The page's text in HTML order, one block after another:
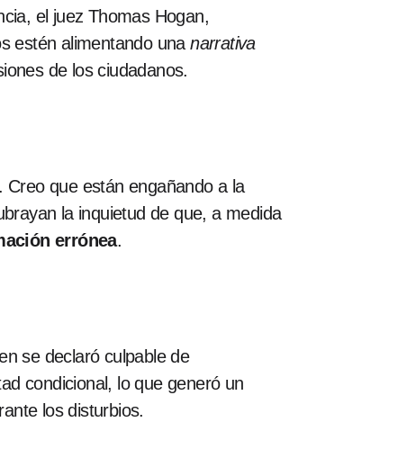
el juez Thomas Hogan,
estén alimentando unanarrativa
de los ciudadanos.
que están engañando a la
la inquietud de que, a medida
errónea.
se declaró culpable de
condicional, lo que generó un
los disturbios.